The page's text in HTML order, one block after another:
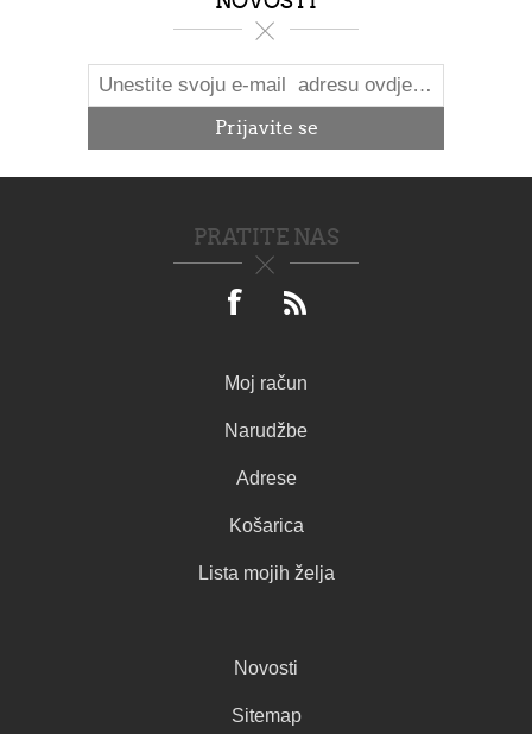
PRATITE NAS
Moj račun
Narudžbe
Adrese
Košarica
Lista mojih želja
Novosti
Sitemap